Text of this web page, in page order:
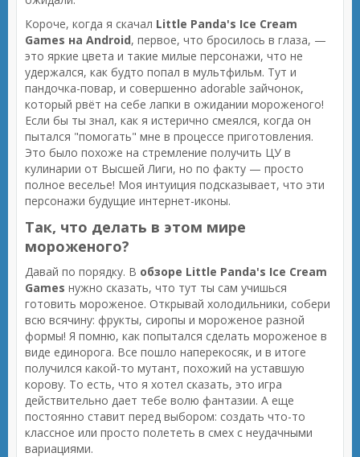
Короче, когда я скачал Little Panda's Ice Cream
Games на Android, первое, что бросилось в глаза, —
это яркие цвета и такие милые персонажи, что не
удержался, как будто попал в мультфильм. Тут и
пандочка-повар, и совершенно adorable зайчонок,
который рвёт на себе лапки в ожидании мороженого!
Если бы ты знал, как я истерично смеялся, когда он
пытался "помогать" мне в процессе приготовления.
Это было похоже на стремление получить ЦУ в
кулинарии от Высшей Лиги, но по факту — просто
полное веселье! Моя интуиция подсказывает, что эти
персонажи будущие интернет-иконы.
Так, что делать в этом мире
мороженого?
Давай по порядку. В обзоре Little Panda's Ice Cream
Games нужно сказать, что тут ты сам учишься
готовить мороженое. Открывай холодильники, собери
всю всячину: фрукты, сиропы и мороженое разной
формы! Я помню, как попытался сделать мороженое в
виде единорога. Все пошло наперекосяк, и в итоге
получился какой-то мутант, похожий на уставшую
корову. То есть, что я хотел сказать, это игра
действительно дает тебе волю фантазии. А еще
постоянно ставит перед выбором: создать что-то
классное или просто полететь в смех с неудачными
вариациями.